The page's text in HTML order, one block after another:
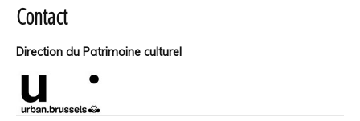
Contact
Direction du Patrimoine culturel